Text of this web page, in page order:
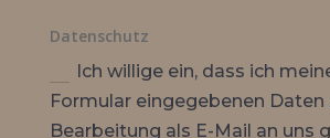
Datenschutz
Ich willige ein, dass ich
Formular eingegebenen Daten
Bearbeitung als E-Mail an uns